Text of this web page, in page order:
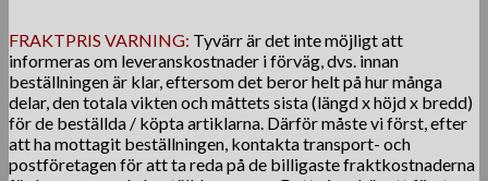
FRAKTPRIS VARNING: Tyvärr är det inte möjligt att
informeras om leveranskostnader i förväg, dvs. innan
beställningen är klar, eftersom det beror helt på hur många
delar, den totala vikten och måttets sista (längd x höjd x bredd)
för de beställda / köpta artiklarna. Därför måste vi först, efter
att ha mottagit beställningen, kontakta transport- och
postföretagen för att ta reda på de billigaste fraktkostnaderna